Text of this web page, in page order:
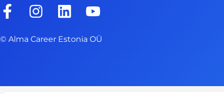
F
c
o
I
s
g
L
n
d
Y
u
b
© Alma Career Estonia OÜ